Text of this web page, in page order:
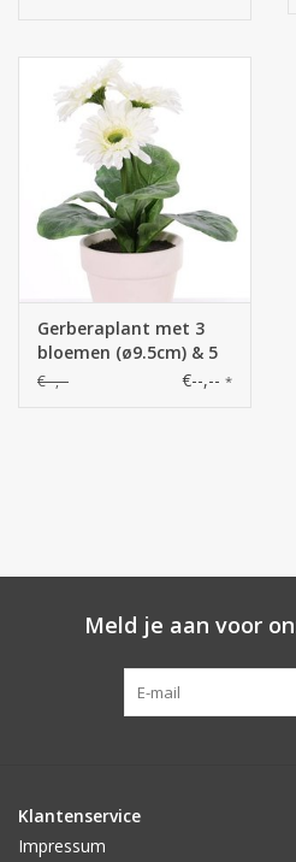
Gerberaplant met 3
bloemen (ø9.5cm) & 5
blad, in pot ø11 cm,
€--,-- €--,-- *
Meld je aan voor
Klantenservice
Impressum